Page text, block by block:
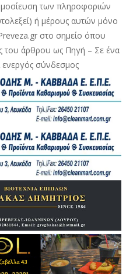
των πληροφοριών
ή μέρους αυτών μόνο
στο σημείο όπου
του άρθρου ως Πηγή – Σε ένα
σύνδεσμος